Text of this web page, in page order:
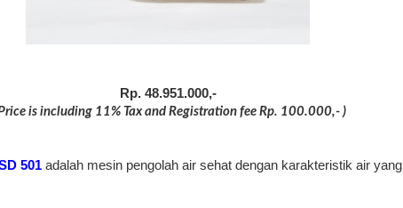
Rp. 48.951.000,-
is including 11% Tax and Registration fee Rp. 100.000,- )
501 adalah mesin pengolah air sehat dengan karakteristik air yang